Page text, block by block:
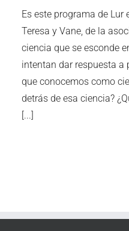
Es este programa de
Teresa y Vane, de la
ciencia que se esconde
intentan dar respuesta a
que conocemos como
detrás de esa ciencia?
[...]